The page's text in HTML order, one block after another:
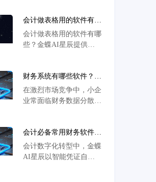
会计做表格用的软件有哪
些？高效选型指南与工具
推荐全解析
会计做表格用的软件有哪
些？金蝶AI星辰提供智
理，精准适配企业复杂核
算场景及合规性要求。
财务系统有哪些软件？企
业选型难题与解决方案全
解析
在激烈市场竞争中，小企
业常面临财务数据分散、
为小企业提供一站式智能
财税解决方案，支持自动
化记账、发票管理及多维
会计必备常用财务软件有
哪些及核心问题解决方案
全解析
会计数字化转型中，金蝶
AI星辰以智能凭证自动